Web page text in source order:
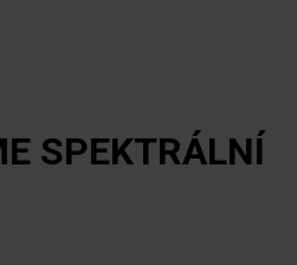
SPEKTRÁLNÍ